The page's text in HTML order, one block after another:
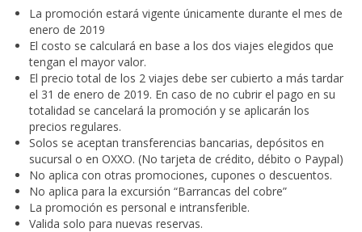
La promoción estará vigente únicamente durante el mes de
enero de 2019
El costo se calculará en base a los dos viajes elegidos que
tengan el mayor valor.
El precio total de los 2 viajes debe ser cubierto a más tardar
el 31 de enero de 2019. En caso de no cubrir el pago en su
totalidad se cancelará la promoción y se aplicarán los
precios regulares.
Solos se aceptan transferencias bancarias, depósitos en
sucursal o en OXXO. (No tarjeta de crédito, débito o Paypal)
No aplica con otras promociones, cupones o descuentos.
No aplica para la excursión “Barrancas del cobre”
La promoción es personal e intransferible.
Valida solo para nuevas reservas.